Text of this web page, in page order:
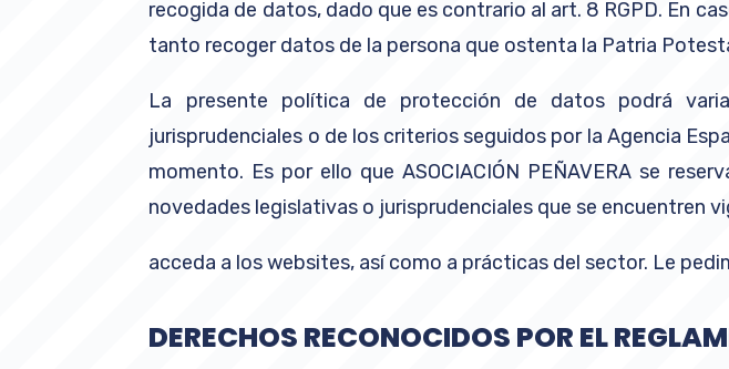
recogida de datos, dado que es contrario al art. 8 RGPD. En
tanto recoger datos de la persona que ostenta la Patria
La presente política de protección de datos podrá
jurisprudenciales o de los criterios seguidos por la Agencia
momento. Es por ello que ASOCIACIÓN PEÑAVERA se
novedades legislativas o jurisprudenciales que se encuentren
acceda a los websites, así como a prácticas del sector. Le
DERECHOS RECONOCIDOS POR EL